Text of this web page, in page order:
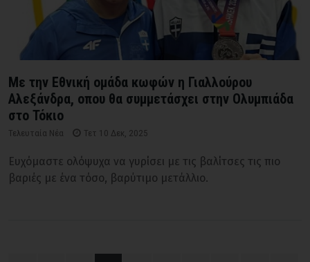
Με την Εθνική ομάδα κωφών η Γιαλλoύρου
Αλεξάνδρα, οπου θα συμμετάσχει στην Ολυμπιάδα
στο Τόκιο
Τελευταία Νέα Τετ 10 Δεκ, 2025
Ευχόμαστε ολόψυχα να γυρίσει με τις βαλίτσες τις πιο
βαριές με ένα τόσο, βαρύτιμο μετάλλιο.